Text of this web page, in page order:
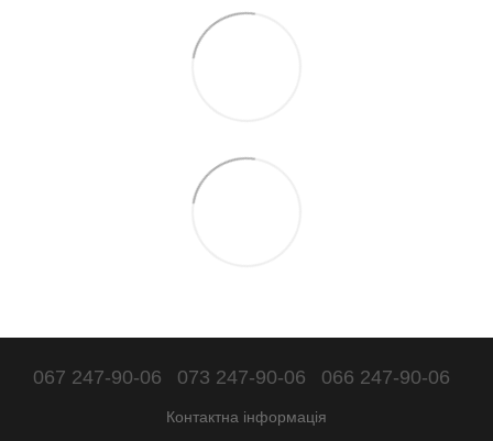
067 247-90-06 073 247-90-06 066 247-90-06
Контактна інформація